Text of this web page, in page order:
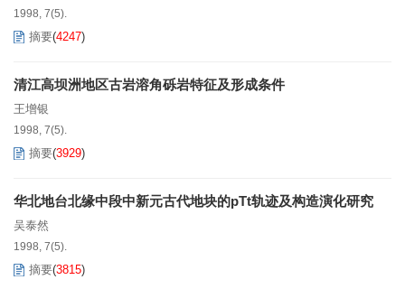
1998, 7(5).
摘要(4247)
清江高坝洲地区古岩溶角砾岩特征及形成条件
王增银
1998, 7(5).
摘要(3929)
华北地台北缘中段中新元古代地块的pTt轨迹及构造演化研究
吴泰然
1998, 7(5).
摘要(3815)